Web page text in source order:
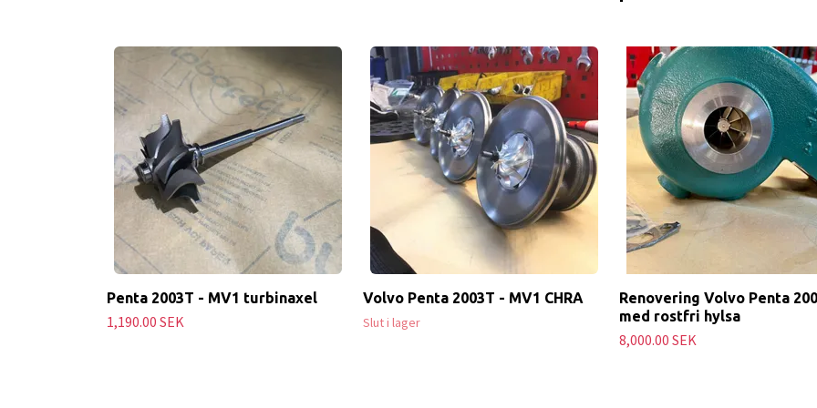
Penta 2003T - MV1 turbinaxel
1,190.00 SEK
Volvo Penta 2003T - MV1 CHRA
Slut i lager
Renovering Volvo Penta
med rostfri hylsa
8,000.00 SEK